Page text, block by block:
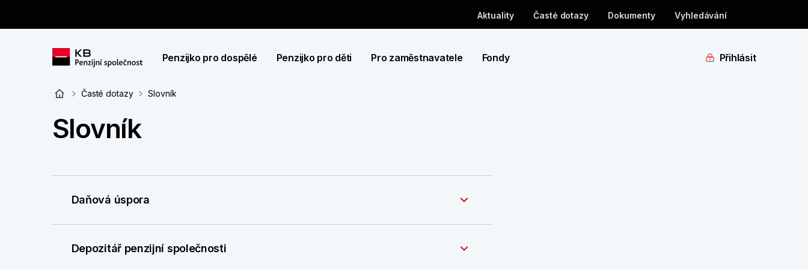
Aktuality Časté dotazy Dokumenty Vyhledávání
Penzijko pro dospělé Penzijko pro děti Pro zaměstnavatele Fondy Přihlásit
Časté dotazy Slovník
Slovník
Daňová úspora
Depozitář penzijní společnosti